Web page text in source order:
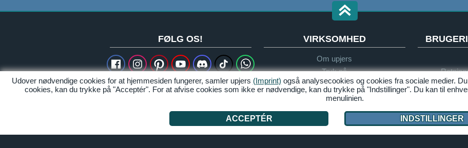
FØLG OS!
Historier, indsigter og meget mere!
VIRKSOMHED
Om upjers
Tryk på
Partnere og samarbejde
Erklæring om databeskyttelse Vilkår på upjers.com
Udover nødvendige cookies for at hjemmesiden fungerer, samler upjers (Imprint) også analysecookies og cookies fra sociale medier.
cookies, kan du trykke på "Acceptér". For at afvise cookies som ikke er nødvendige, kan du trykke på "Indstillinger". Du kan til
menulinien.
ACCEPTÉR INDSTILLINGER